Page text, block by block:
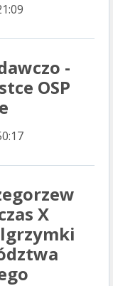
-
OSP
X